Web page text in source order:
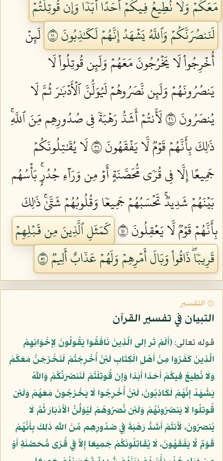
مَعَكُمۡ وَلَا نُطِيعُ فِيكُمۡ أَحَدًا أَبَدٗا وَإِن قُوتِلۡتُمۡ
لَنَنصُرَنَّكُمۡ وَٱللَّهُ يَشۡهَدُ إِنَّهُمۡ لَكَٰذِبُونَ ١١
لَئِنۡ
أُخۡرِجُواْ لَا يَخۡرُجُونَ مَعَهُمۡ وَلَئِن قُوتِلُواْ لَا
يَنصُرُونَهُمۡ وَلَئِن نَّصَرُوهُمۡ لَيُوَلُّنَّ ٱلۡأَدۡبَٰرَ ثُمَّ لَا
يُنصَرُونَ ١٢
لَأَنتُمۡ أَشَدُّ رَهۡبَةٗ فِي صُدُورِهِم مِّنَ ٱللَّهِۚ
ذَٰلِكَ بِأَنَّهُمۡ قَوۡمٞ لَّا يَفۡقَهُونَ ١٣
لَا يُقَٰتِلُونَكُمۡ
جَمِيعًا إِلَّا فِي قُرٗى مُّحَصَّنَةٍ أَوۡ مِن وَرَآءِ جُدُرِۭۚ بَأۡسُهُم
بَيۡنَهُمۡ شَدِيدٞۚ تَحۡسَبُهُمۡ جَمِيعٗا وَقُلُوبُهُمۡ شَتَّىٰۚ ذَٰلِكَ
بِأَنَّهُمۡ قَوۡمٞ لَّا يَعۡقِلُونَ ١٤
كَمَثَلِ ٱلَّذِينَ مِن قَبۡلِهِمۡ
قَرِيبٗاۖ ذَاقُواْ وَبَالَ أَمۡرِهِمۡ وَلَهُمۡ عَذَابٌ أَلِيمٞ ١٥
۞ التفسير
التبيان في تفسير القرآن
قوله تعالى:﴿أَلَمْ تَر إلى الَّذِينَ نَافَقُوا يَقُولُونَ لِإِخْوَانِهِمُ
الَّذِينَ كَفَرُوا مِنْ أَهْلِ الْكِتَابِ لَئِنْ أُخْرِجْتُمْ لَنَخْرُجَنَّ مَعَكُمْ
وَلَا نُطِيعُ فِيكُمْ أَحَدًا أَبَدًا وَإِن قُوتِلْتُمْ لَنَنصُرَنَّكُمْ وَاللَّهُ
يَشْهَدُ إِنَّهُمْ لَكَاذِبُونَ، لَئِنْ أُخْرِجُوا لَا يَخْرُجُونَ مَعَهُمْ وَلَئِن
قُوتِلُوا لَا يَنصُرُونَهُمْ وَلَئِن نَّصَرُوهُمْ لَيُوَلُّنَّ الْأَدْبَارَ ثُمَّ لَا
يُنصَرُونَ، لَأَنتُمْ أَشَدُّ رَهْبَةً فِي صُدُورِهِم مِّنَ اللَّهِ ذَلِكَ بِأَنَّهُمْ
قَوْمٌ لَّا يَفْقَهُونَ، لَا يُقَاتِلُونَكُمْ جَمِيعًا إِلاَّ فِي قُرًى مُّحَصَّنَةٍ أَوْ